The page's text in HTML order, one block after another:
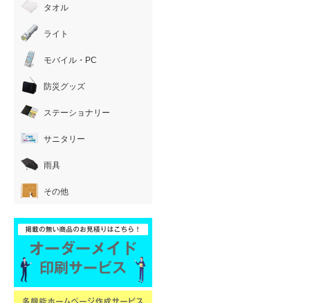
タオル
ライト
モバイル・PC
防災グッズ
ステーショナリー
サニタリー
雨具
その他